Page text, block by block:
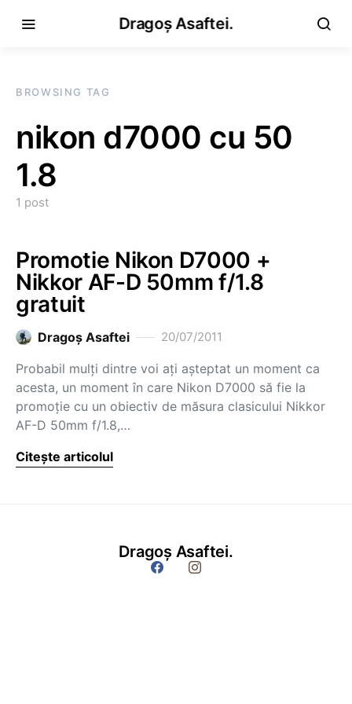
Dragoș Asaftei.
BROWSING TAG
nikon d7000 cu 50
1.8
1 post
Promotie Nikon D7000 +
Nikkor AF-D 50mm f/1.8
gratuit
Dragoş Asaftei 20/07/2011
Probabil mulți dintre voi ați așteptat un moment ca
acesta, un moment în care Nikon D7000 să fie la
promoție cu un obiectiv de măsura clasicului Nikkor
AF-D 50mm f/1.8,…
Citește articolul
Dragoș Asaftei.